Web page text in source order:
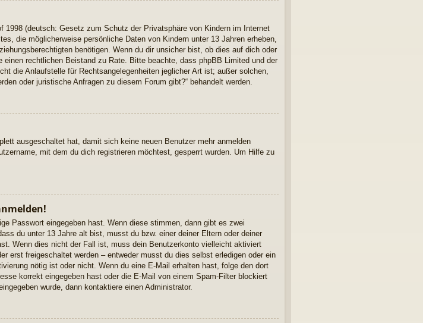
1998 (deutsch: Gesetz zum Schutz der Privatsphäre von Kindern im Internet
die möglicherweise persönliche Daten von Kindern unter 13 Jahren erheben,
benötigen. Wenn du dir unsicher bist, ob dies auf dich oder
rechtlichen Beistand zu Rate. Bitte beachte, dass phpBB Limited und der
die Anlaufstelle für Rechtsangelegenheiten jeglicher Art ist; außer solchen,
oder juristische Anfragen zu diesem Forum gibt?“ behandelt werden.
ausgeschaltet hat, damit sich keine neuen Benutzer mehr anmelden
mit dem du dich registrieren möchtest, gesperrt wurden. Um Hilfe zu
Passwort eingegeben hast. Wenn diese stimmen, dann gibt es zwei
du unter 13 Jahre alt bist, musst du bzw. einer deiner Eltern oder deiner
Wenn dies nicht der Fall ist, muss dein Benutzerkonto vielleicht aktiviert
erst freigeschaltet werden – entweder musst du dies selbst erledigen oder ein
nötig ist oder nicht. Wenn du eine E-Mail erhalten hast, folge den dort
korrekt eingegeben hast oder die E-Mail von einem Spam-Filter blockiert
wurde, dann kontaktiere einen Administrator.